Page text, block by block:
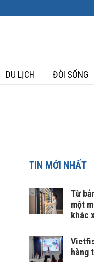
DU LỊCH ĐỜI SỐNG
TIN MỚI NHẤT
Từ
một
khác
hàng